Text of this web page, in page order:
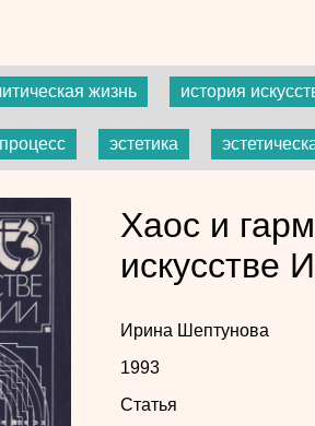
жизнь история
эстетика
Хаос и
искусстве
Ирина Шептунова
1993
Статья